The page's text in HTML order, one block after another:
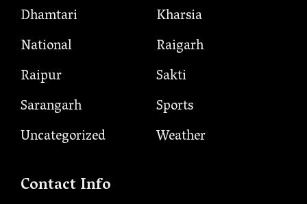
Dhamtari
Kharsia
National
Raigarh
Raipur
Sakti
Sarangarh
Sports
Uncategorized
Weather
Contact Info